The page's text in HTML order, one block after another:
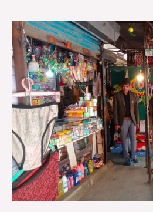
मौत
का
मांझा:
रोज़
कार्रवाई,
फिर
भी
बेखौफ
सौदागर!